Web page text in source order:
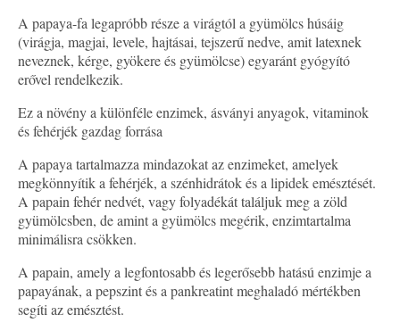
A papaya-fa legapróbb része a virágtól a gyümölcs húsáig
(virágja, magjai, levele, hajtásai, tejszerű nedve, amit latexnek
neveznek, kérge, gyökere és gyümölcse) egyaránt gyógyító
erővel rendelkezik.
Ez a növény a különféle enzimek, ásványi anyagok, vitaminok
és fehérjék gazdag forrása
A papaya tartalmazza mindazokat az enzimeket, amelyek
megkönnyítik a fehérjék, a szénhidrátok és a lipidek emésztését.
A papain fehér nedvét, vagy folyadékát találjuk meg a zöld
gyümölcsben, de amint a gyümölcs megérik, enzimtartalma
minimálisra csökken.
A papain, amely a legfontosabb és legerősebb hatású enzimje a
papayának, a pepszint és a pankreatint meghaladó mértékben
segíti az emésztést.